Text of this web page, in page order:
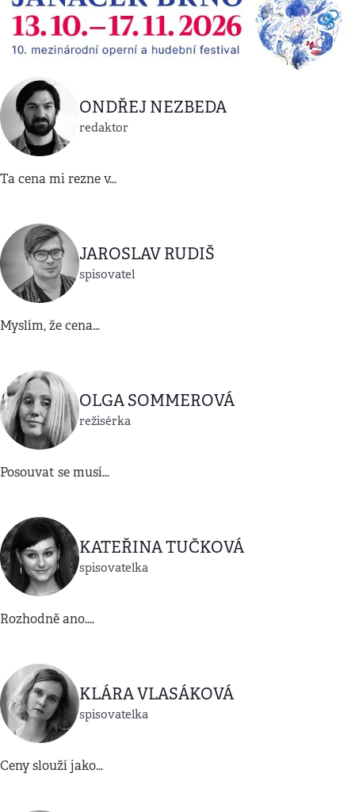
ONDŘEJ NEZBEDA
redaktor
Ta cena mi rezne v…
JAROSLAV RUDIŠ
spisovatel
Myslím, že cena…
OLGA SOMMEROVÁ
režisérka
Posouvat se musí…
KATEŘINA TUČKOVÁ
spisovatelka
Rozhodně ano.…
KLÁRA VLASÁKOVÁ
spisovatelka
Ceny slouží jako…